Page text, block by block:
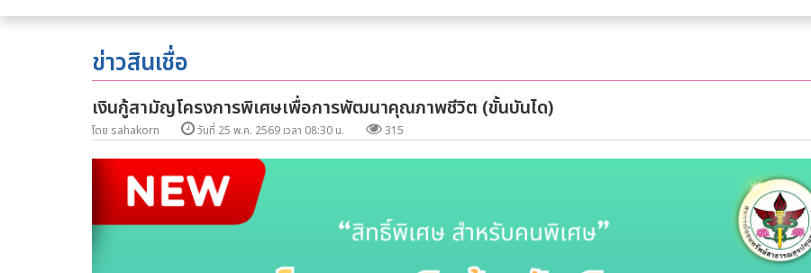
ข่าวสินเชื่อ
เงินกู้สามัญโครงการพิเศษเพื่อการพัฒนาคุณภาพชีวิต (ขั้นบันได)
โดย sahakorn วันที่ 25 พ.ค. 2569 เวลา 08:30 น. 315